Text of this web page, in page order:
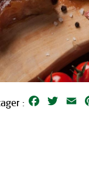
: Facebook
Twitter